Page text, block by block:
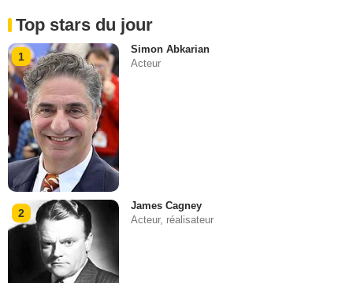
Top stars du jour
1
Simon Abkarian
Acteur
2
James Cagney
Acteur, réalisateur